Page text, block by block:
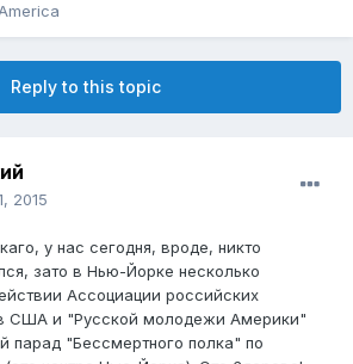
Reply to this topic
2015
у нас сегодня, вроде, никто
зато в Нью-Йорке несколько
Ассоциации российских
в США и "Русской молодежи Америки"
парад "Бессмертного полка" по